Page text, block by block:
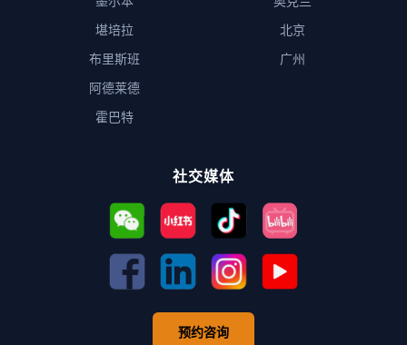
堪培拉
布里斯班
阿德莱德
霍巴特
北京
广州
社交媒体
预约咨询